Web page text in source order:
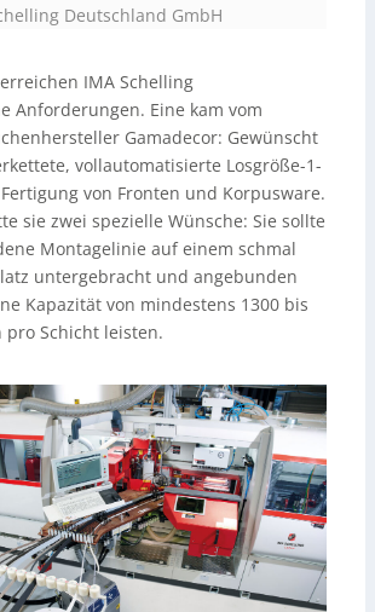
Deutschland GmbH
IMA Schelling
Anforderungen. Eine kam vom
Gamadecor: Gewünscht
vollautomatisierte Losgröße-1-
von Fronten und Korpusware.
sie zwei spezielle Wünsche: Sie sollte
Montagelinie auf einem schmal
untergebracht und angebunden
Kapazität von mindestens 1300 bis
pro Schicht leisten.